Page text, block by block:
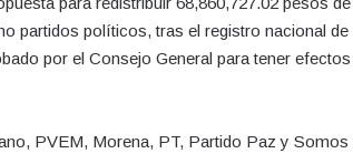
partidos políticos, tras el registro nacional de
por el Consejo General para tener efectos
PVEM, Morena, PT, Partido Paz y Somos